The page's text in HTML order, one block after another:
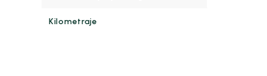
Kilometraje